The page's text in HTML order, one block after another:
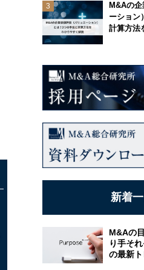
M&Aの
ーション
計算方法
新着
M&Aの
り手そ
の最新